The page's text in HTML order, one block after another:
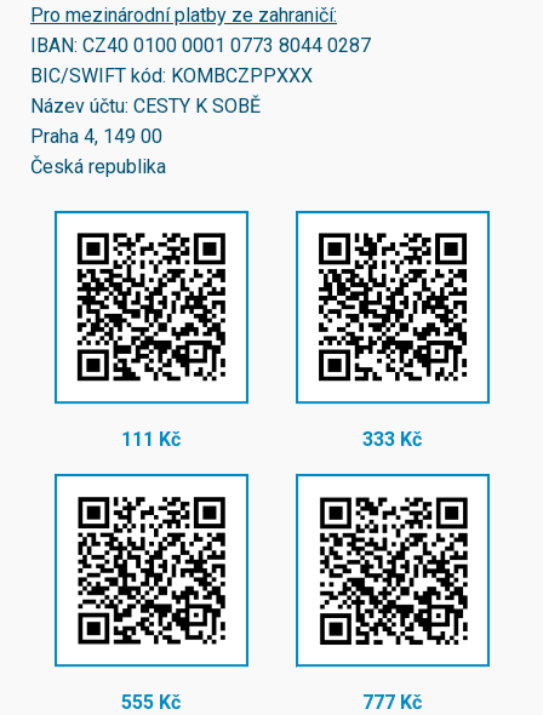
Pro mezinárodní platby ze zahraničí:
IBAN: CZ40 0100 0001 0773 8044 0287
BIC/SWIFT kód: KOMBCZPPXXX
Název účtu: CESTY K SOBĚ
Praha 4, 149 00
Česká republika
111 Kč 333 Kč
555 Kč 777 Kč